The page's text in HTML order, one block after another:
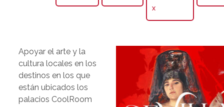
X
Apoyar el arte y la
cultura locales en los
destinos en los que
están ubicados los
palacios CoolRoom